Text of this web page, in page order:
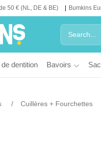
50 € (NL, DE & BE) Bumkins
dentition Bavoirs
Cuillères + Fourchettes